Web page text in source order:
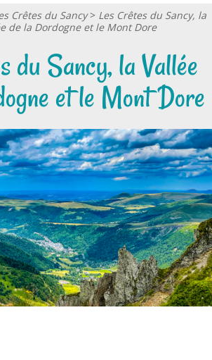
Crêtes du Sancy> Les Crêtes du Sancy, la
de la Dordogne et le Mont Dore
du Sancy, la Vallée
et le Mont Dore